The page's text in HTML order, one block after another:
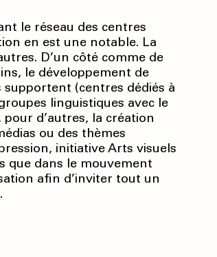
le réseau des centres
en est une notable. La
D’un côté comme de
le développement de
(centres dédiés à
linguistiques avec le
d’autres, la création
ou des thèmes
initiative Arts visuels
que dans le mouvement
afin d’inviter tout un